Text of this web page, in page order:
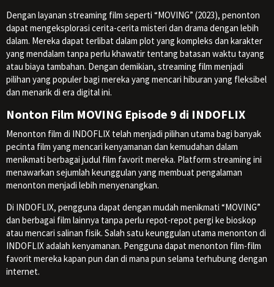
Dengan layanan streaming film seperti “MOVING” (2023), penonton
dapat mengeksplorasi cerita-cerita misteri dan drama dengan lebih
dalam. Mereka dapat terlibat dalam plot yang kompleks dan karakter
yang mendalam tanpa perlu khawatir tentang batasan waktu tayang
atau biaya tambahan. Dengan demikian, streaming film menjadi
pilihan yang populer bagi mereka yang mencari hiburan yang fleksibel
dan menarik di era digital ini.
Nonton Film MOVING Episode 9 di INDOFLIX
Menonton film di INDOFLIX telah menjadi pilihan utama bagi banyak
pecinta film yang mencari kenyamanan dan kemudahan dalam
menikmati berbagai judul film favorit mereka. Platform streaming ini
menawarkan sejumlah keunggulan yang membuat pengalaman
menonton menjadi lebih menyenangkan.
Di INDOFLIX, pengguna dapat dengan mudah menikmati “MOVING”
dan berbagai film lainnya tanpa perlu repot-repot pergi ke bioskop
atau mencari salinan fisik. Salah satu keunggulan utama menonton di
INDOFLIX adalah kenyamanan. Pengguna dapat menonton film-film
favorit mereka kapan pun dan di mana pun selama terhubung dengan
internet.